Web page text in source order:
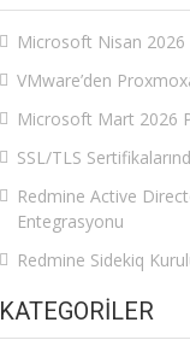
Microsoft Nisan
VMware’den
Microsoft Mart 2026
SSL/TLS
Redmine Active
Entegrasyonu
Redmine Sidekiq
KATEGORILER